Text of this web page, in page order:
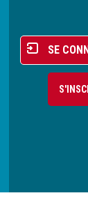
Menu
du
compte
l'utilisateur
SE